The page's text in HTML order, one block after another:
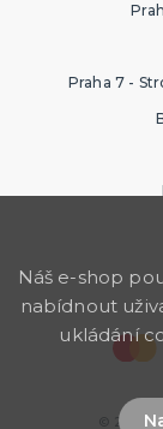
Praha 7 -
© 2026
Náš e-shop
nabídnout
ukládání